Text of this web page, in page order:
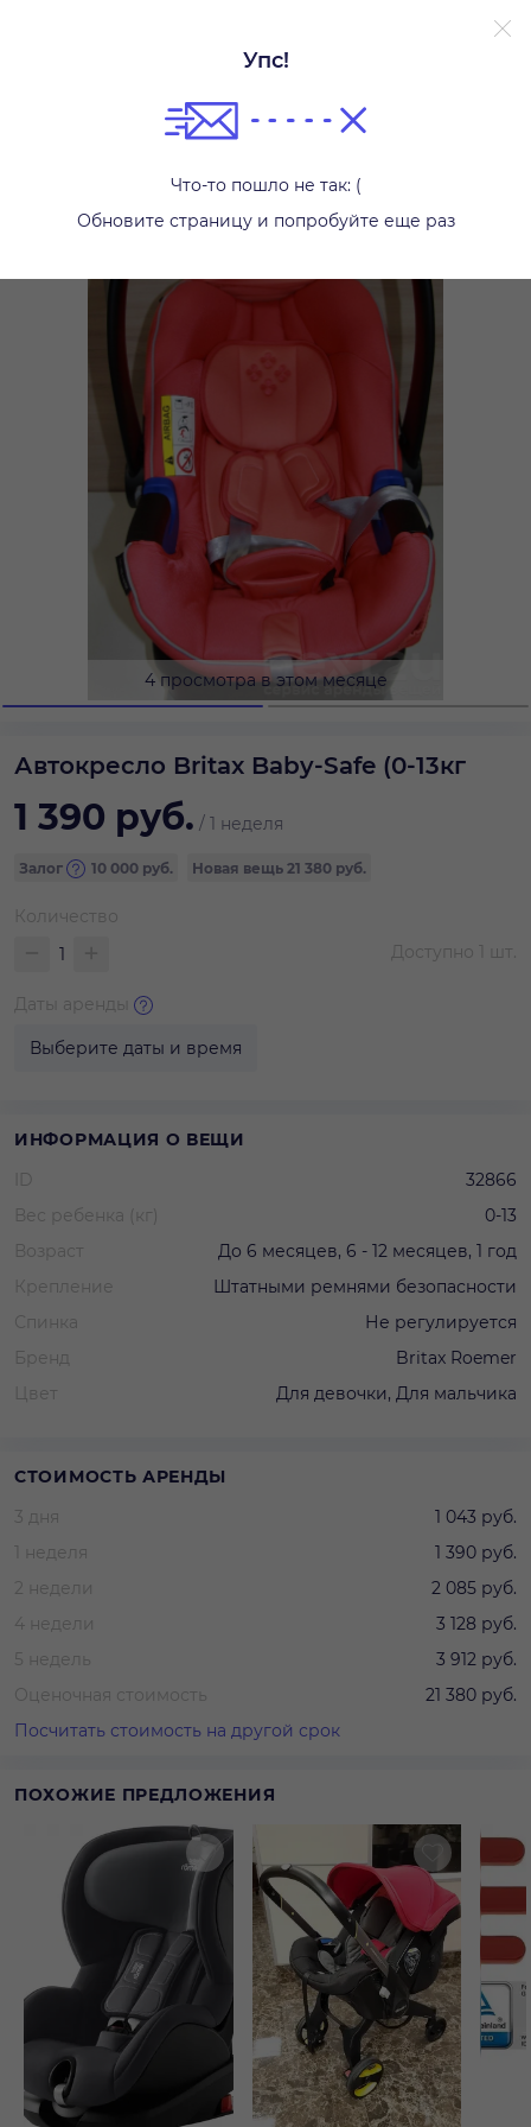
Упс!
Что-то пошло не так: (
Обновите страницу и попробуйте еще раз
Автокресла
4 просмотра в этом месяце
Автокресло Britax Baby-Safe (0-13кг
1 390 руб. / 1 неделя
Залог 10 000 руб. Новая вещь 21 380 руб.
Количество
Доступно 1 шт.
Даты аренды
Выберите даты и время
ИНФОРМАЦИЯ О ВЕЩИ
ID
32866
Вес ребенка (кг)
0-13
Возраст
До 6 месяцев, 6 - 12 месяцев, 1 год
Крепление
Штатными ремнями безопасности
Спинка
Не регулируется
Бренд
Britax Roemer
Цвет
Для девочки, Для мальчика
СТОИМОСТЬ АРЕНДЫ
3 дня
1 043 руб.
1 неделя
1 390 руб.
2 недели
2 085 руб.
4 недели
3 128 руб.
5 недель
3 912 руб.
Оценочная стоимость
21 380 руб.
Посчитать стоимость на другой срок
ПОХОЖИЕ ПРЕДЛОЖЕНИЯ